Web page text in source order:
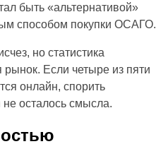
быть «альтернативой»
способом покупки ОСАГО.
но статистика
рынок. Если четыре из пяти
онлайн, спорить
осталось смысла.